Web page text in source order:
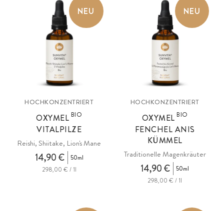
NEU
HOCHKONZENTRIERT
OXYMELBIO
VITALPILZE
Reishi, Shiitake, Lion's Mane
14,90 €
50ml
298,00 € / 1l
NEU
HOCHKONZENTRIERT
OXYMELBIO
FENCHEL ANIS
KÜMMEL
Traditionelle Magenkräuter
14,90 €
50ml
298,00 € / 1l